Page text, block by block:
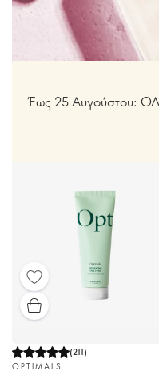
Έως 25 Αυγούστου:
(211)
OPTIMALS